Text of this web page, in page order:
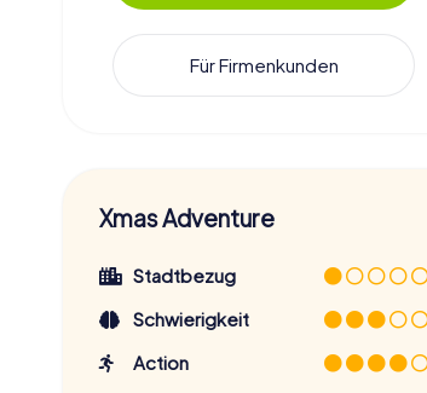
Für Firmenkunden
Xmas Adventure
Stadtbezug
Schwierigkeit
Action